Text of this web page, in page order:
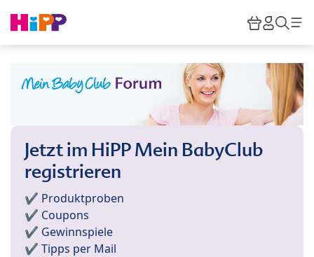
HiPP
Jetzt im HiPP Mein BabyClub
registrieren
✔️ Produktproben
✔️ Coupons
✔️ Gewinnspiele
✔️ Tipps per Mail